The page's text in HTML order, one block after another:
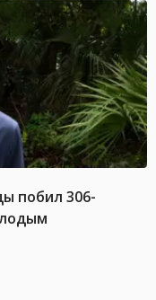
побил 306-